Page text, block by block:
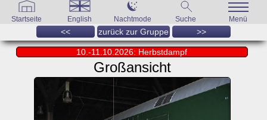
Startseite English Nachtmode Suche Menü
<< zurück zur Gruppe >>
10.-11.10.2026: Herbstdampf
Großansicht